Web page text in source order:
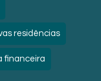
residências
financeira